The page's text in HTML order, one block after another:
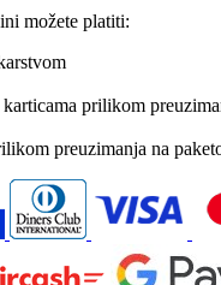
možete platiti:
prilikom
preuzimanja na